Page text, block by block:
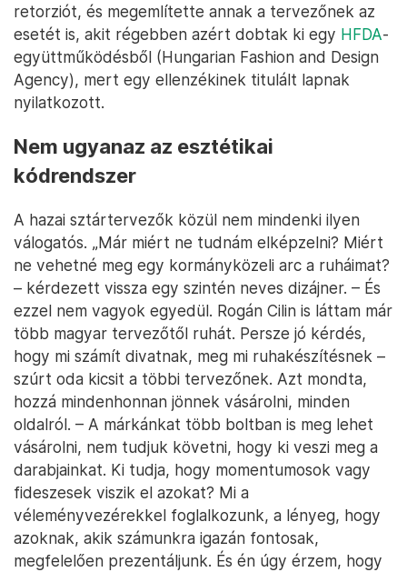
retorziót, és megemlítette annak a tervezőnek az
esetét is, akit régebben azért dobtak ki egy HFDA-
együttműködésből (Hungarian Fashion and Design
Agency), mert egy ellenzékinek titulált lapnak
nyilatkozott.
Nem ugyanaz az esztétikai
kódrendszer
A hazai sztártervezők közül nem mindenki ilyen
válogatós. „Már miért ne tudnám elképzelni? Miért
ne vehetné meg egy kormányközeli arc a ruháimat?
– kérdezett vissza egy szintén neves dizájner. – És
ezzel nem vagyok egyedül. Rogán Cilin is láttam már
több magyar tervezőtől ruhát. Persze jó kérdés,
hogy mi számít divatnak, meg mi ruhakészítésnek –
szúrt oda kicsit a többi tervezőnek. Azt mondta,
hozzá mindenhonnan jönnek vásárolni, minden
oldalról. – A márkánkat több boltban is meg lehet
vásárolni, nem tudjuk követni, hogy ki veszi meg a
darabjainkat. Ki tudja, hogy momentumosok vagy
fideszesek viszik el azokat? Mi a
véleményvezérekkel foglalkozunk, a lényeg, hogy
azoknak, akik számunkra igazán fontosak,
megfelelően prezentáljunk. És én úgy érzem, hogy